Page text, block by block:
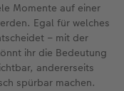
Momente auf einer
Egal für welches
– mit der
ihr die Bedeutung
andererseits
spürbar machen.